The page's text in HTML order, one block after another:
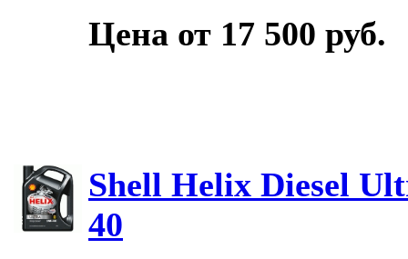
Цена от 17 500 руб.
Shell Helix Diesel
40